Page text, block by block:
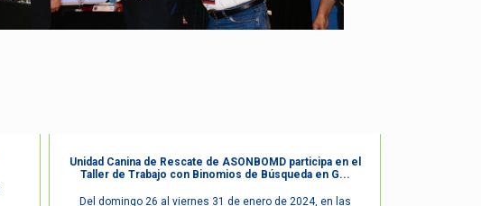
Unidad Canina de Rescate de ASONBOMD participa en el
Taller de Trabajo con Binomios de Búsqueda en G...
Del domingo 26 al viernes 31 de enero de 2024, en las